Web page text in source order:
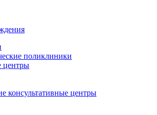
поликлиники
центры
консультативные центры